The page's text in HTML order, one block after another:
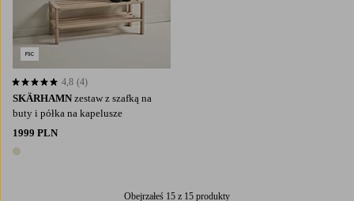
SKÄRHAMN zestaw z szafką na
buty i półka na kapelusze
1999 PLN
1 kolor
4,8 opierając się na 4 ocenach
4,8 (4)
Obejrzałeś 15 z 15 produkty